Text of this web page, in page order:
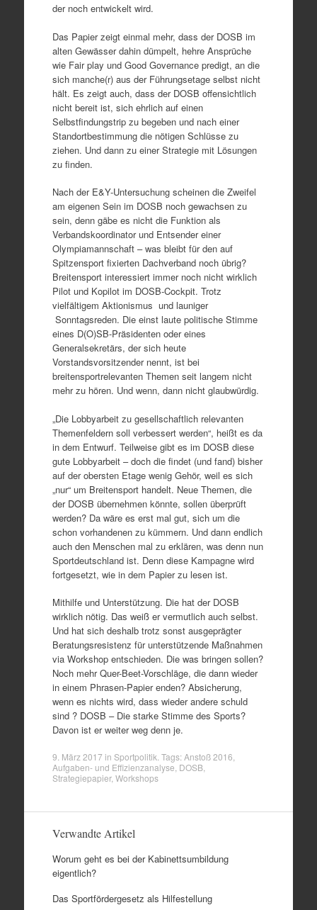
der noch entwickelt wird.
Das Papier zeigt einmal mehr, dass der DOSB im
alten Gewässer dahin dümpelt, hehre Ansprüche
wie Fair play und Good Governance predigt, an die
sich manche(r) aus der Führungsetage selbst nicht
hält. Es zeigt auch, dass der DOSB offensichtlich
nicht bereit ist, sich ehrlich auf einen
Selbstfindungstrip zu begeben und nach einer
Standortbestimmung die nötigen Schlüsse zu
ziehen. Und dann zu einer Strategie mit Lösungen
zu finden.
Nach der E&Y-Untersuchung scheinen die Zweifel
am eigenen Sein im DOSB noch gewachsen zu
sein, denn gäbe es nicht die Funktion als
Verbandskoordinator und Entsender einer
Olympiamannschaft – was bleibt für den auf
Spitzensport fixierten Dachverband noch übrig?
Breitensport interessiert immer noch nicht wirklich
Pilot und Kopilot im DOSB-Cockpit. Trotz
vielfältigem Aktionismus und launiger
Sonntagsreden. Die einst laute politische Stimme
eines D(O)SB-Präsidenten oder eines
Generalsekretärs, der sich heute
Vorstandsvorsitzender nennt, ist bei
breitensportrelevanten Themen seit langem nicht
mehr zu hören. Und wenn, dann nicht glaubwürdig.
„Die Lobbyarbeit zu gesellschaftlich relevanten
Themenfeldern soll verbessert werden“, heißt es da
in dem Entwurf. Teilweise gibt es im DOSB diese
gute Lobbyarbeit – doch die findet (und fand) bisher
auf der obersten Etage wenig Gehör, weil es sich
„nur“ um Breitensport handelt. Neue Themen, die
der DOSB übernehmen könnte, sollen überprüft
werden? Da wäre es erst mal gut, sich um die
schon vorhandenen zu kümmern. Und dann endlich
auch den Menschen mal zu erklären, was denn nun
Sportdeutschland ist. Denn diese Kampagne wird
fortgesetzt, wie in dem Papier zu lesen ist.
Mithilfe und Unterstützung. Die hat der DOSB
wirklich nötig. Das weiß er vermutlich auch selbst.
Und hat sich deshalb trotz sonst ausgeprägter
Beratungsresistenz für unterstützende Maßnahmen
via Workshop entschieden. Die was bringen sollen?
Noch mehr Quer-Beet-Vorschläge, die dann wieder
in einem Phrasen-Papier enden? Absicherung,
wenn es nichts wird, dass wieder andere schuld
sind ? DOSB – Die starke Stimme des Sports?
Davon ist er weiter weg denn je.
9. März 2017 in Sportpolitik . Tags:Anstoß 2016
Aufgaben- und Effizienzanalyse DOSB,
Strategiepapier, Workshops
Verwandte Artikel
Worum geht es bei der Kabinettsumbildung
eigentlich?
Das Sportfördergesetz als Hilfestellung